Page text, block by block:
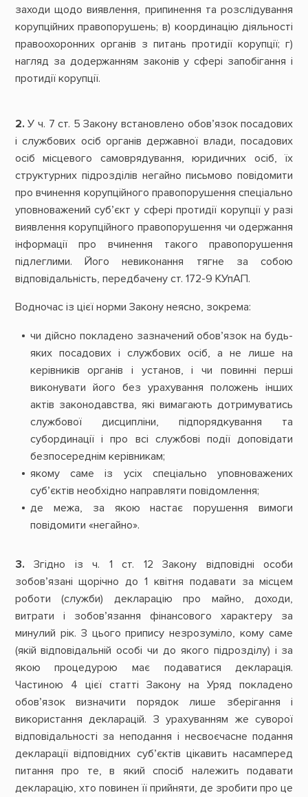
заходи щодо виявлення, припинення та розслідування
корупційних правопорушень; в) координацію діяльності
правоохоронних органів з питань протидії корупції; г)
нагляд за додержанням законів у сфері запобігання і
протидії корупції.
2. У ч. 7 ст. 5 Закону встановлено обов’язок посадових
і службових осіб органів державної влади, посадових
осіб місцевого самоврядування, юридичних осіб, їх
структурних підрозділів негайно письмово повідомити
про вчинення корупційного правопорушення спеціально
уповноважений суб’єкт у сфері протидії корупції у разі
виявлення корупційного правопорушення чи одержання
інформації про вчинення такого правопорушення
підлеглими. Його невиконання тягне за собою
відповідальність, передбачену ст. 172-9 КУпАП.
Водночас із цієї норми Закону неясно, зокрема:
чи дійсно покладено зазначений обов’язок на будь-
яких посадових і службових осіб, а не лише на
керівників органів і установ, і чи повинні перші
виконувати його без урахування положень інших
актів законодавства, які вимагають дотримуватись
службової дисципліни, підпорядкування та
субординації і про всі службові події доповідати
безпосереднім керівникам;
якому саме із усіх спеціально уповноважених
суб’єктів необхідно направляти повідомлення;
де межа, за якою настає порушення вимоги
повідомити «негайно».
3.Згідно із ч. 1 ст. 12 Закону відповідні особи
зобов’язані щорічно до 1 квітня подавати за місцем
роботи (служби) декларацію про майно, доходи,
витрати і зобов’язання фінансового характеру за
минулий рік. З цього припису незрозуміло, кому саме
(якій відповідальній особі чи до якого підрозділу) і за
якою процедурою має подаватися декларація.
Частиною 4 цієї статті Закону на Уряд покладено
обов’язок визначити порядок лише зберігання і
використання декларацій. З урахуванням же суворої
відповідальності за неподання і несвоєчасне подання
декларації відповідних суб’єктів цікавить насамперед
питання про те, в який спосіб належить подавати
декларацію, хто повинен її прийняти, де зробити про це